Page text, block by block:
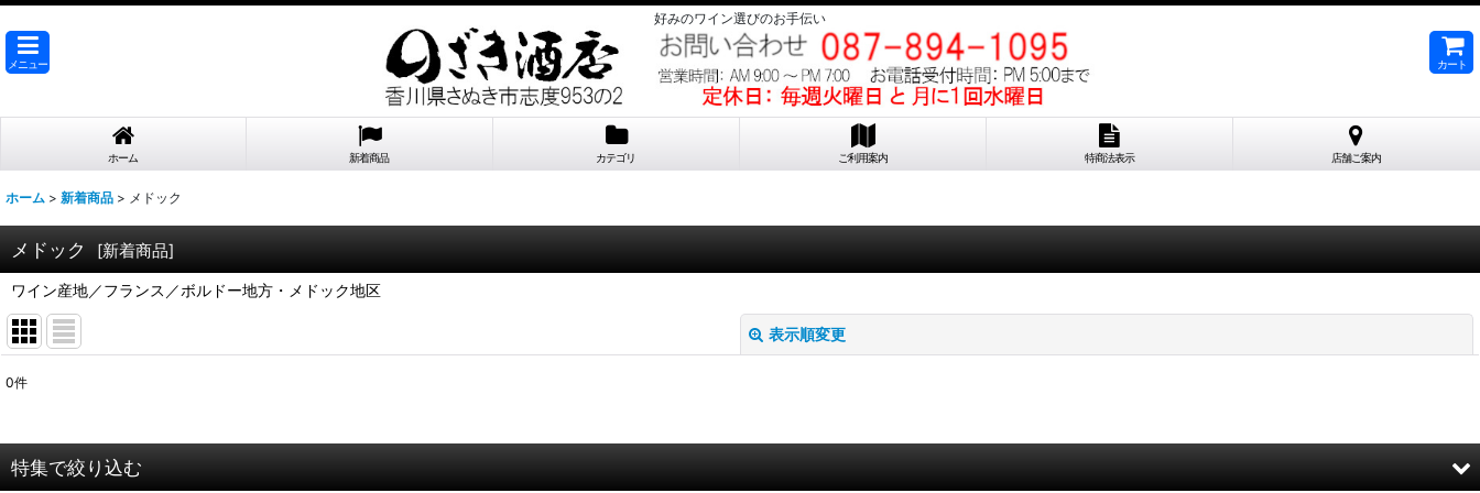
好みのワイン選びのお手伝い
メニュー カート
ホーム 新着商品 カテゴリ ご利用案内 特商法表示 店舗ご案内
ホーム > 新着商品 > メドック
メドック [新着商品]
ワイン産地／フランス／ボルドー地方・メドック地区
表示順変更
在庫あり
0件
特集で絞り込む